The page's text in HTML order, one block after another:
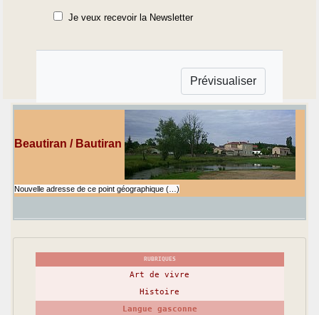
Je veux recevoir la Newsletter
Beautiran / Bautiran
Nouvelle adresse de ce point géographique (…)
RUBRIQUES
Art de vivre
Histoire
Langue gasconne